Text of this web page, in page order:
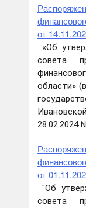
от
«Об
совета
области»
28.02.2024
от
"Об
совета